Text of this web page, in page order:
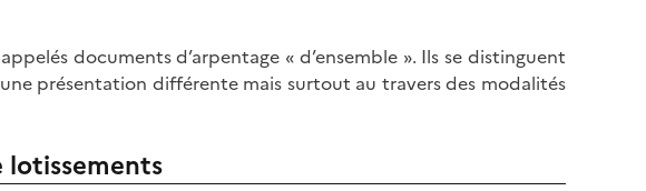
documents d’arpentage « d’ensemble ». Ils se distinguent
présentation différente mais surtout au travers des modalités
lotissements